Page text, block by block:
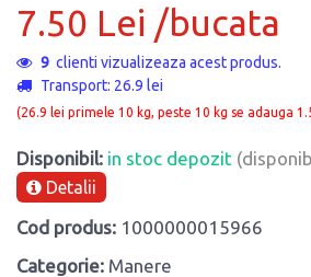
7.50 Lei /bucata
9 clienti vizualizeaza acest produs.
Transport: 26.9 lei
(26.9 lei primele 10 kg, peste 10 kg se adauga
Disponibil: in stoc depozit
Detalii
Cod produs: 1000000015966
Categorie: Manere